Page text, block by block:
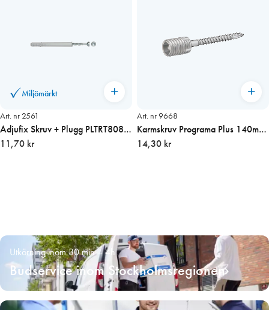
Miljömärkt
Art. nr 2561
Adjufix Skruv + Plugg PLTRT8080
80 mm
11,70 kr
Art. nr 9668
Karmskruv Programa Plus 140mm
OH 30st/fp
14,30 kr
Utkörning inom 30 min – 4h
Budservice inom Stockholmsregionen